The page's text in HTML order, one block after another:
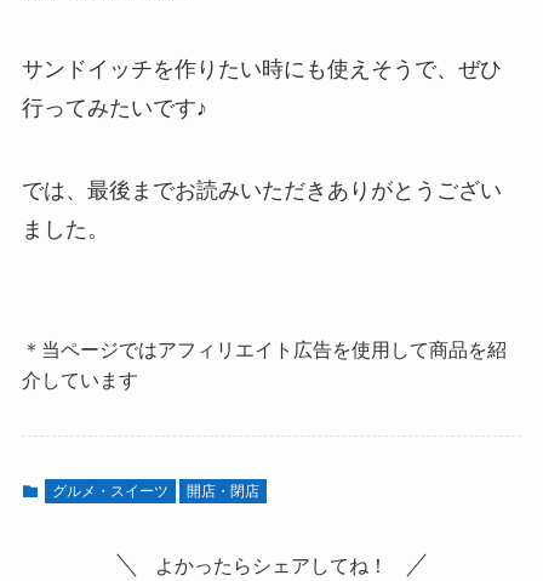
サンドイッチを作りたい時にも使えそうで、ぜひ
行ってみたいです♪
では、最後までお読みいただきありがとうござい
ました。
＊当ページではアフィリエイト広告を使用して商品を紹
介しています
グルメ・スイーツ 開店・閉店
よかったらシェアしてね！